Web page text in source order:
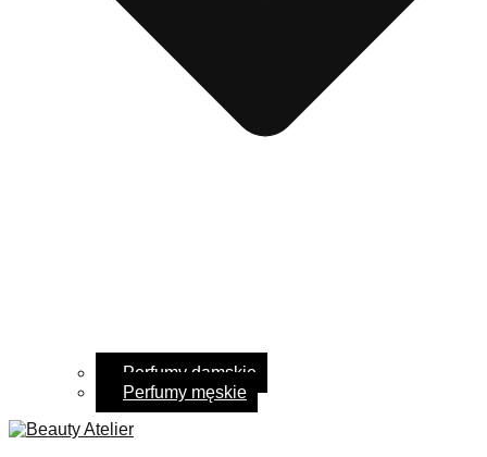
Perfumy damskie
Perfumy męskie